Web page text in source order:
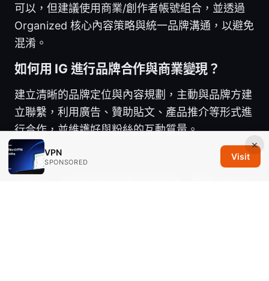
可以，但建議使用商業/創作者帳號組合，並透過
Organized 核心內容策略與統一品牌溝通，以避免
混淆。
如何用 IG 進行品牌合作與商業變現？
建立清晰的品牌定位與內容規劃，主動與品牌方建
立聯繫，利用廣告、贊助貼文、產品推介等形式進
行合作，並維護好與粉絲的互動質量。
Sources:
×
VPN
SPONSORED
Visit